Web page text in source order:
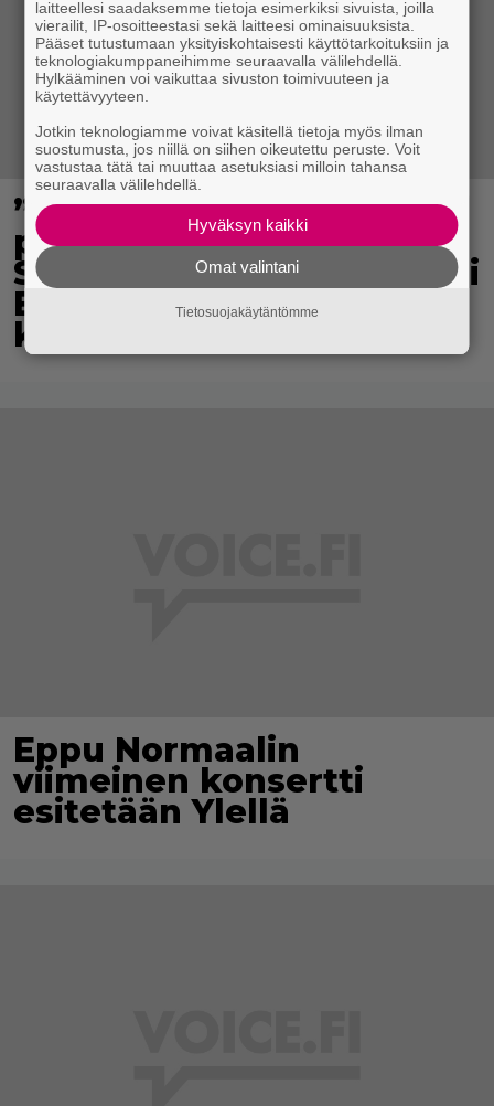
”Mitä isompi vehje, sen
paremmin kulkee” –
Susanna Penttilä suuntasi
Bangbussinsa Helsingin
keskustaan
Eppu Normaalin
viimeinen konsertti
esitetään Ylellä
laitteellesi saadaksemme tietoja esimerkiksi sivuista, joilla
vierailit, IP-osoitteestasi sekä laitteesi ominaisuuksista.
Pääset tutustumaan yksityiskohtaisesti käyttötarkoituksiin ja
teknologiakumppaneihimme seuraavalla välilehdellä.
Hylkääminen voi vaikuttaa sivuston toimivuuteen ja
käytettävyyteen.
Jotkin teknologiamme voivat käsitellä tietoja myös ilman
suostumusta, jos niillä on siihen oikeutettu peruste. Voit
vastustaa tätä tai muuttaa asetuksiasi milloin tahansa
seuraavalla välilehdellä.
Hyväksyn kaikki
Omat valintani
Tietosuojakäytäntömme